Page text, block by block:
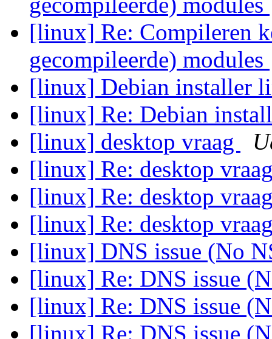
[linux] Re: Compileren
gecompileerde) modules
[linux] Debian installer
[linux] Re: Debian
[linux] desktop vraag
[linux] Re: desktop
[linux] Re: desktop
[linux] Re: desktop
[linux] DNS issue (No
[linux] Re: DNS issue
[linux] Re: DNS issue
[linux] Re: DNS issue